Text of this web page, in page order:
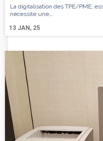
13 JAN, 25
La digitalisation des TPE/PME,
nécessite une…